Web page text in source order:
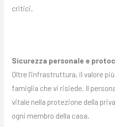
critici.
Sicurezza personale e
Oltre l’infrastruttura, il valore
famiglia che vi risiede. Il
vitale nella protezione della
ogni membro della casa.